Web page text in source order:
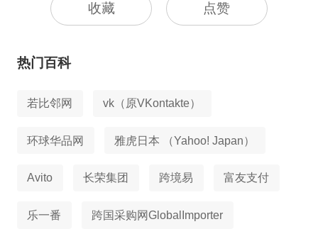
收藏 点赞
热门百科
若比邻网 vk（原VKontakte）
环球华品网 雅虎日本 （Yahoo! Japan）
Avito 长荣集团 跨境易 富友支付
乐一番 跨国采购网GlobalImporter